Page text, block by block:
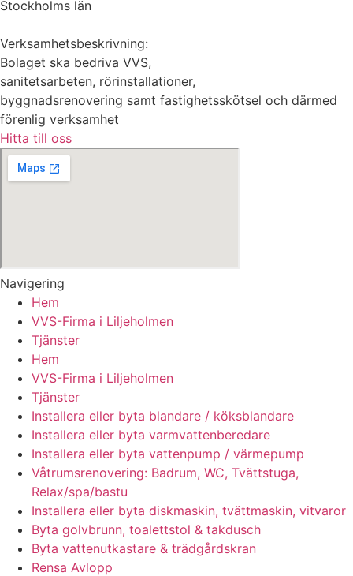
Stockholms län
Verksamhetsbeskrivning:
Bolaget ska bedriva VVS,
sanitetsarbeten, rörinstallationer,
byggnadsrenovering samt fastighetsskötsel och därmed
förenlig verksamhet
Hitta till oss
Navigering
Hem
VVS-Firma i Liljeholmen
Tjänster
Hem
VVS-Firma i Liljeholmen
Tjänster
Installera eller byta blandare / köksblandare
Installera eller byta varmvattenberedare
Installera eller byta vattenpump / värmepump
Våtrumsrenovering: Badrum, WC, Tvättstuga,
Relax/spa/bastu
Installera eller byta diskmaskin, tvättmaskin, vitvaror
Byta golvbrunn, toalettstol & takdusch
Byta vattenutkastare & trädgårdskran
Rensa Avlopp